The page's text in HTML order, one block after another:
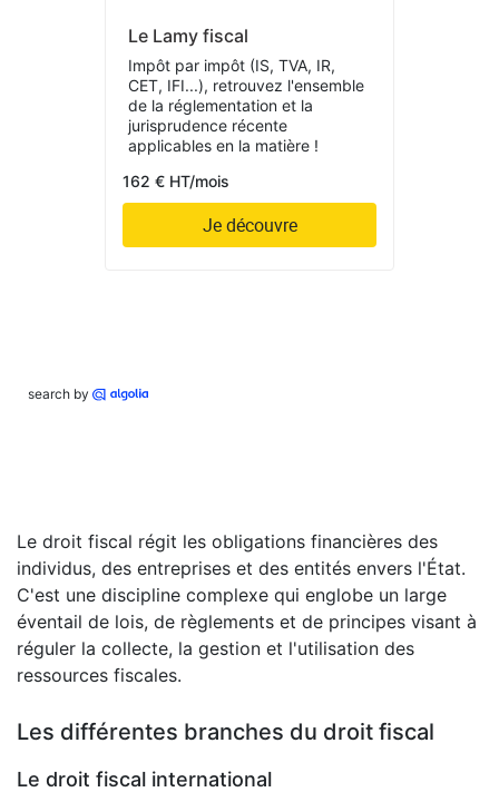
Le Lamy fiscal
Impôt par impôt (IS, TVA, IR,
CET, IFI...), retrouvez l'ensemble
de la réglementation et la
jurisprudence récente
applicables en la matière !
162 € HT/mois
Je découvre
search by
Le droit fiscal régit les obligations financières des
individus, des entreprises et des entités envers l'État.
C'est une discipline complexe qui englobe un large
éventail de lois, de règlements et de principes visant à
réguler la collecte, la gestion et l'utilisation des
ressources fiscales.
Les différentes branches du droit fiscal
Le droit fiscal international